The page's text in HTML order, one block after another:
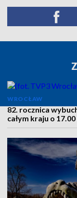
WROCŁAW
82. rocznica
całym kraju o